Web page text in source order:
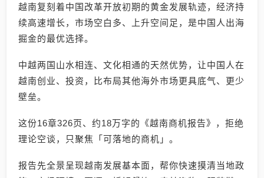
越南复刻着中国改革开放初期的黄金发展轨迹，经济持
续高速增长，市场空白多、上升空间足，是中国人出海
掘金的最优选择。
中越两国山水相连、文化相通的天然优势，让中国人在
越南创业、投资，比布局其他海外市场更具底气、更少
壁垒。
这份16章326页、约18万字的《越南商机报告》，拒绝
理论空谈，只聚焦「可落地的商机」。
报告先全景呈现越南发展基本面，帮你快速摸清当地政